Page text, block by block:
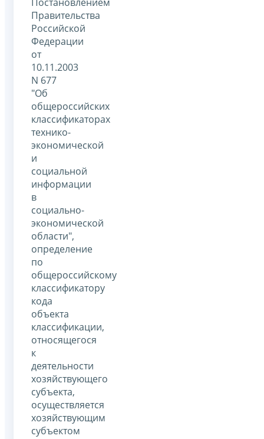
Правительства
Российской
Федерации
от
10.11.2003
N 677
"Об
общероссийских
классификаторах
технико-
экономической
и
социальной
информации
в
социально-
экономической
области",
определение
по
общероссийскому
классификатору
кода
объекта
классификации,
относящегося
к
деятельности
хозяйствующего
субъекта,
осуществляется
хозяйствующим
субъектом